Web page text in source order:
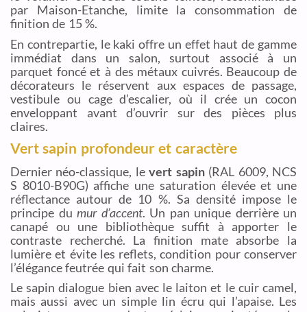
par Maison-Etanche, limite la consommation de
finition de 15 %.
En contrepartie, le kaki offre un effet haut de gamme
immédiat dans un salon, surtout associé à un
parquet foncé et à des métaux cuivrés. Beaucoup de
décorateurs le réservent aux espaces de passage,
vestibule ou cage d’escalier, où il crée un cocon
enveloppant avant d’ouvrir sur des pièces plus
claires.
Vert sapin profondeur et caractère
Dernier néo-classique, levert sapin(RAL 6009, NCS
S 8010-B90G) affiche une saturation élevée et une
réflectance autour de 10 %. Sa densité impose le
principe du mur d’accent. Un pan unique derrière un
canapé ou une bibliothèque suffit à apporter le
contraste recherché. La finition mate absorbe la
lumière et évite les reflets, condition pour conserver
l’élégance feutrée qui fait son charme.
Le sapin dialogue bien avec le laiton et le cuir camel,
mais aussi avec un simple lin écru qui l’apaise. Les